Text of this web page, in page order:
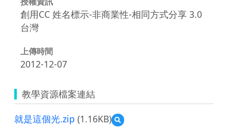
創用CC 姓名標示-非商業性-相同方式分享 3.0
台灣
上傳時間
2012-12-07
教學資源檔案連結
就是這個光.zip (1.16KB)
預
覽